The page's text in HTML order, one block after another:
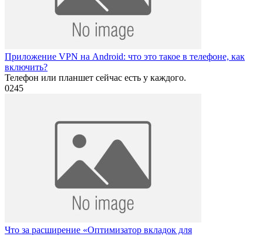
Приложение VPN на Android: что это такое в телефоне, как
включить?
Телефон или планшет сейчас есть у каждого.
0245
Что за расширение «Оптимизатор вкладок для